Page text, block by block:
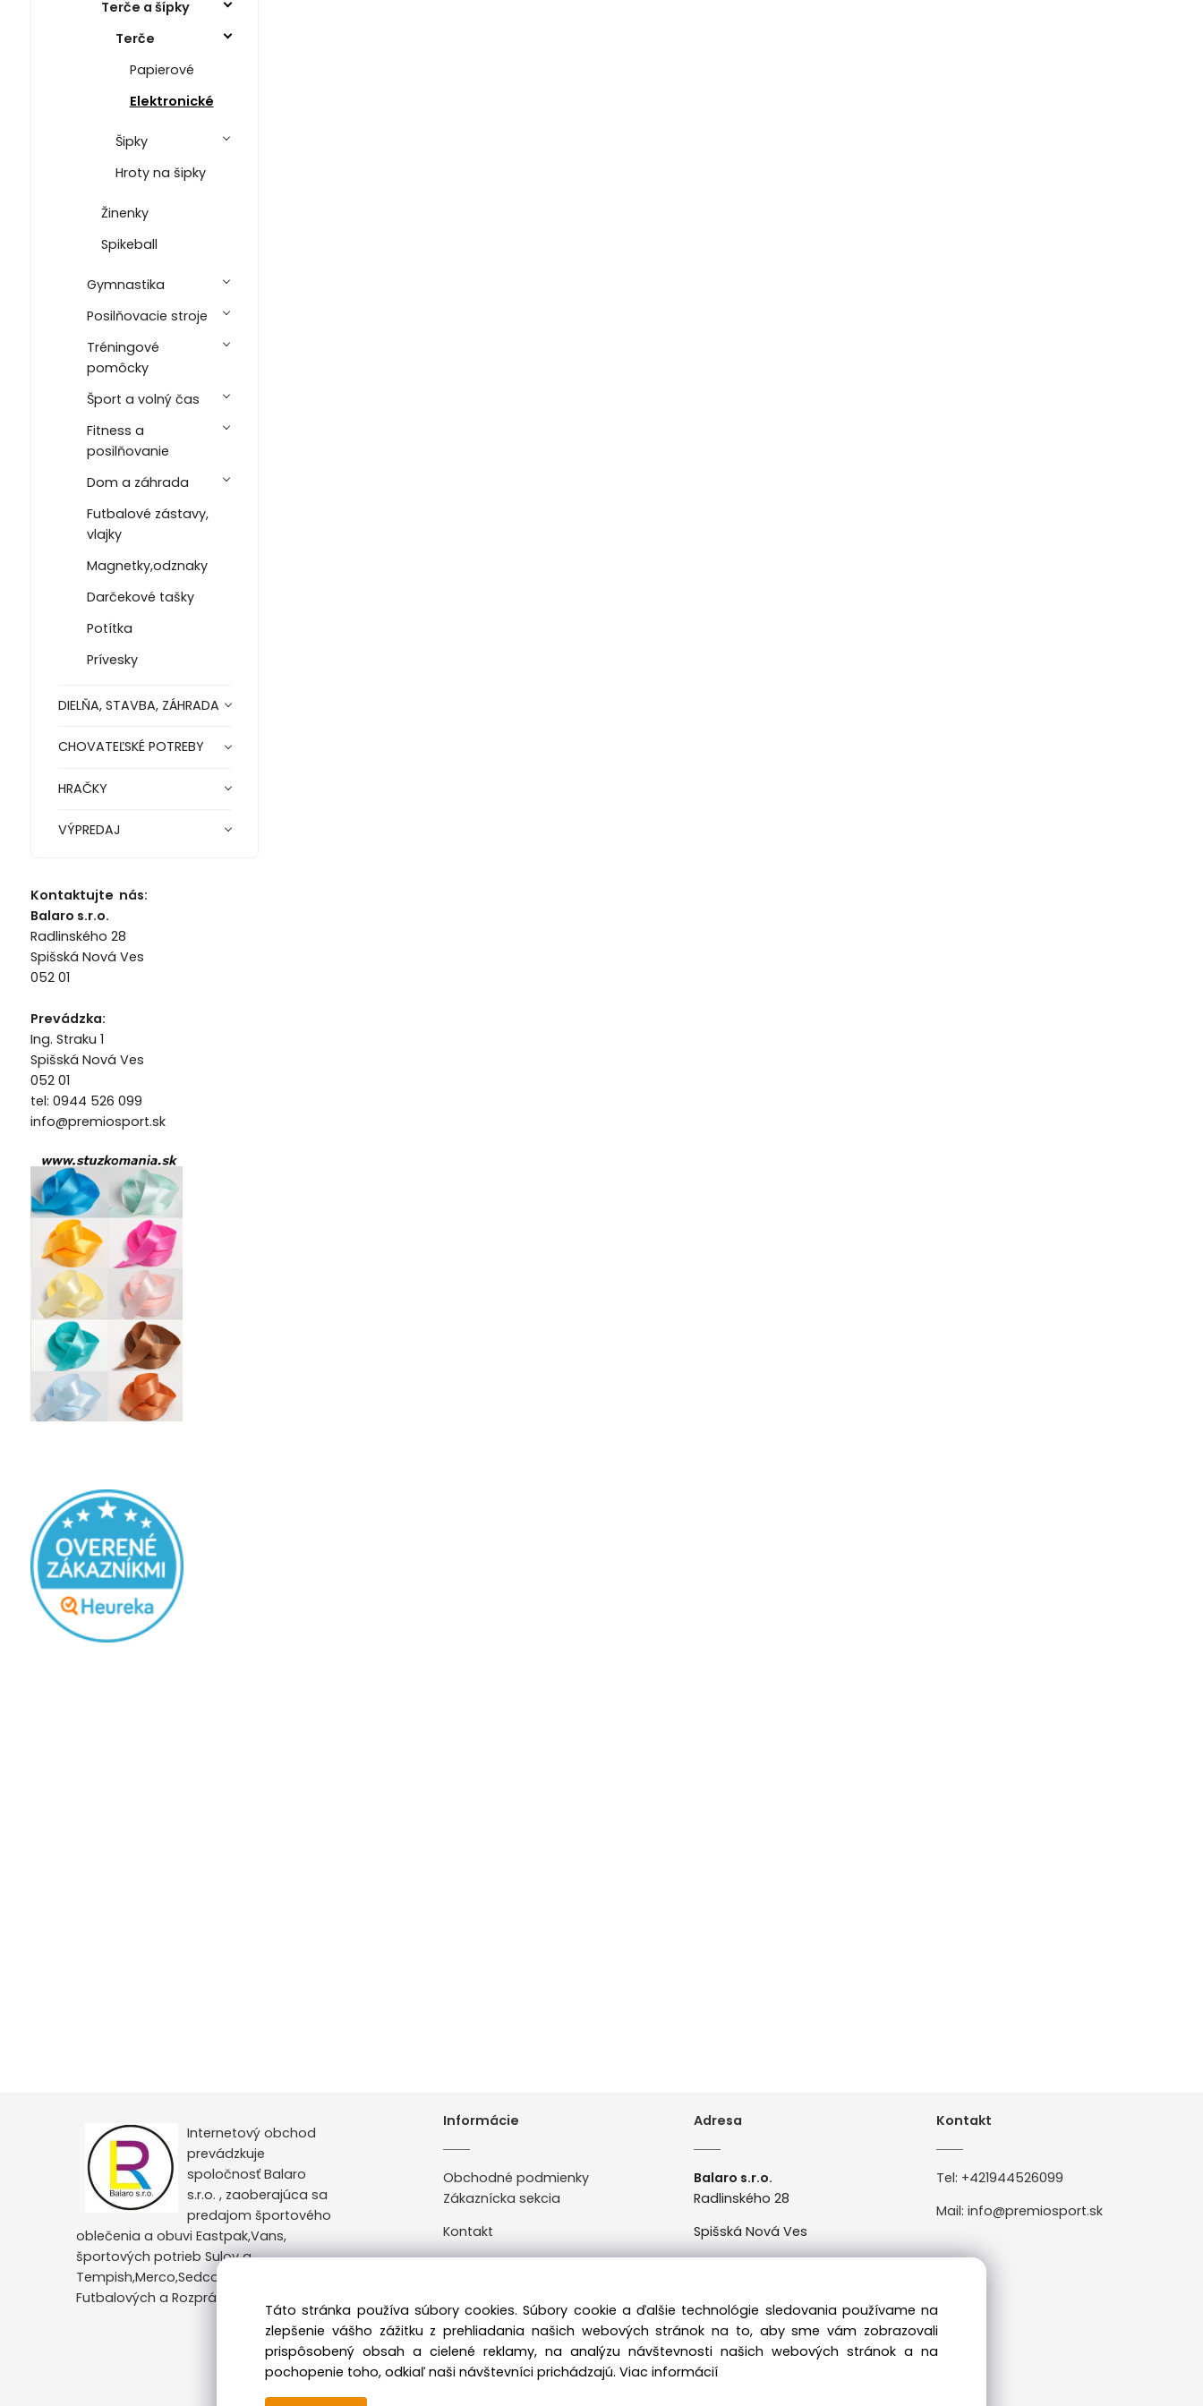
Terče a šípky
Terče
Papierové
Elektronické
Šipky
Hroty na šipky
Žinenky
Spikeball
Gymnastika
Posilňovacie stroje
Tréningové
pomôcky
Šport a volný čas
Fitness a
posilňovanie
Dom a záhrada
Futbalové zástavy,
vlajky
Magnetky,odznaky
Darčekové tašky
Potítka
Prívesky
DIELŇA, STAVBA, ZÁHRADA
CHOVATEĽSKÉ POTREBY
HRAČKY
VÝPREDAJ
Kontaktujte nás:
Balaro s.r.o.
Radlinského 28
Spišská Nová Ves
052 01
Prevádzka:
Ing. Straku 1
Spišská Nová Ves
052 01
tel: 0944 526 099
info@premiosport.sk
Internetový obchod
prevádzkuje
spoločnosť Balaro
s.r.o. , zaoberajúca sa
predajom športového
oblečenia a obuvi Eastpak,Vans,
športových potrieb Sulov a
Tempish,Merco,Sedco,Veľký výber
Futbalových a Rozprávkových motívov.
Informácie
Obchodné podmienky
Zákaznícka sekcia
Kontakt
Adresa
Balaro s.r.o.
Radlinského 28
Spišská Nová Ves
Kontakt
Tel: +421944526099
Mail:info@premiosport.sk
Táto stránka používa súbory cookies. Súbory cookie a ďalšie technológie sledovania používame na
zlepšenie vášho zážitku z prehliadania našich webových stránok na to, aby sme vám zobrazovali
prispôsobený obsah a cielené reklamy, na analýzu návštevnosti našich webových stránok a na
pochopenie toho, odkiaľ naši návštevníci prichádzajú. Viac informácií